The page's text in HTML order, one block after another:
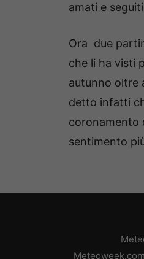
amati e
Ora due
che li ha visti
autunno oltre
detto infatti
coronamento
sentimento